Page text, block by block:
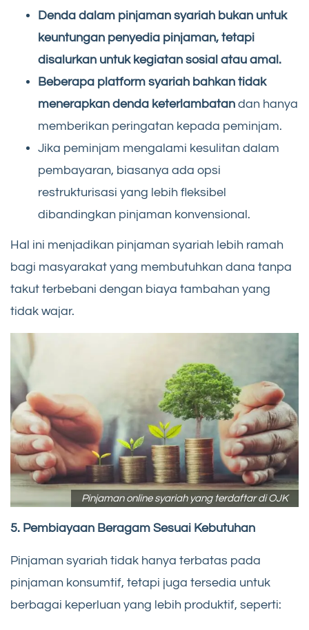
Denda dalam pinjaman syariah bukan untuk
keuntungan penyedia pinjaman, tetapi
disalurkan untuk kegiatan sosial atau amal.
Beberapa platform syariah bahkan tidak
menerapkan denda keterlambatan dan hanya
memberikan peringatan kepada peminjam.
Jika peminjam mengalami kesulitan dalam
pembayaran, biasanya ada opsi
restrukturisasi yang lebih fleksibel
dibandingkan pinjaman konvensional.
Hal ini menjadikan pinjaman syariah lebih ramah
bagi masyarakat yang membutuhkan dana tanpa
takut terbebani dengan biaya tambahan yang
tidak wajar.
Pinjaman online syariah yang terdaftar di OJK
5. Pembiayaan Beragam Sesuai Kebutuhan
Pinjaman syariah tidak hanya terbatas pada
pinjaman konsumtif, tetapi juga tersedia untuk
berbagai keperluan yang lebih produktif, seperti: